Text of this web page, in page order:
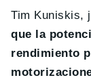
Tim Kuniskis,
que la
rendimiento